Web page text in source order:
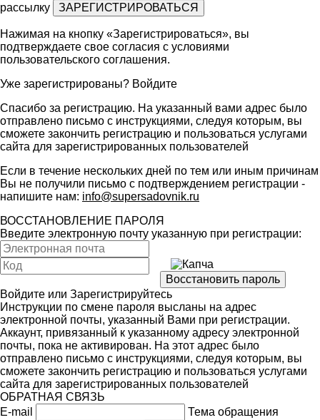
рассылку
Нажимая на кнопку «Зарегистрироваться», вы
подтверждаете свое согласия с условиями
пользовательского соглашения.
Уже зарегистрированы? Войдите
Спасибо за регистрацию. На указанный вами адрес было
отправлено письмо с инструкциями, следуя которым, вы
сможете закончить регистрацию и пользоваться услугами
сайта для зарегистрированных пользователей
Если в течение нескольких дней по тем или иным причинам
Вы не получили письмо с подтверждением регистрации -
напишите нам: info@supersadovnik.ru
ВОССТАНОВЛЕНИЕ ПАРОЛЯ
Введите электронную почту указанную при регистрации:
Войдите или Зарегистрируйтесь
Инструкции по смене пароля высланы на адрес
электронной почты, указанный Вами при регистрации.
Аккаунт, привязанный к указанному адресу электронной
почты, пока не активирован. На этот адрес было
отправлено письмо с инструкциями, следуя которым, вы
сможете закончить регистрацию и пользоваться услугами
сайта для зарегистрированных пользователей
ОБРАТНАЯ СВЯЗЬ
E-mail
Тема обращения